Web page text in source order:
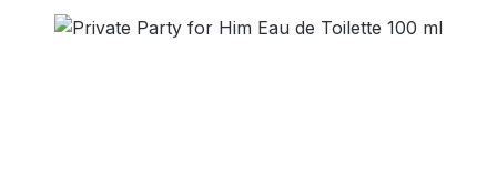
Bildergalerie überspringen